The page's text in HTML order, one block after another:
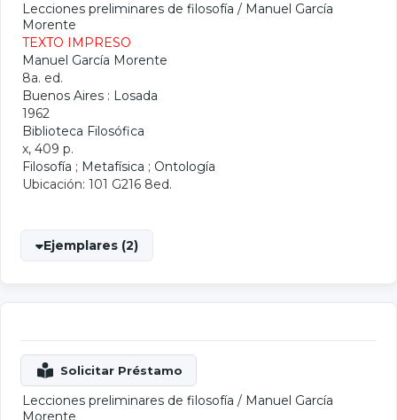
Lecciones preliminares de filosofía / Manuel García
Morente
TEXTO IMPRESO
Manuel García Morente
8a. ed.
Buenos Aires : Losada
1962
Biblioteca Filosófica
x, 409 p.
Filosofía ; Metafísica ; Ontología
Ubicación: 101 G216 8ed.
Ejemplares (2)
Lecciones preliminares de filosofía / Manuel García
Morente